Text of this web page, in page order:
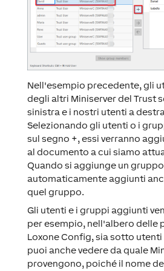
Nell'esempio precedente, gli
degli altri Miniserver del Trust
sinistra e i nostri utenti a
Selezionando gli utenti o i
sul segno +, essi verranno
al documento a cui siamo
Quando si aggiunge un
automaticamente aggiunti
quel gruppo.
Gli utenti e i gruppi aggiunti
per esempio, nell'albero delle
Loxone Config, sia sotto utenti
puoi anche vedere da quale
provengono, poiché il nome